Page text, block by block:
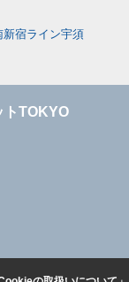
新宿ライン宇須
トTOKYO